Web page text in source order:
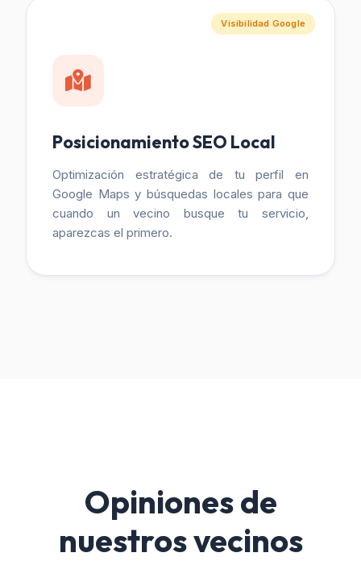
Visibilidad Google
Posicionamiento SEO Local
Optimización estratégica de tu perfil en
Google Maps y búsquedas locales para que
cuando un vecino busque tu servicio,
aparezcas el primero.
Opiniones de
nuestros vecinos